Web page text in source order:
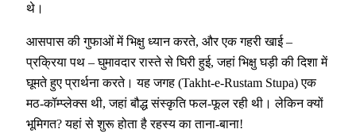
थे।
आसपास की गुफाओं में भिक्षु ध्यान करते, और एक गहरी खाई –
प्रक्रिया पथ – घुमावदार रास्ते से घिरी हुई, जहां भिक्षु घड़ी की दिशा में
घूमते हुए प्रार्थना करते। यह जगह (Takht-e-Rustam Stupa) एक
मठ-कॉम्प्लेक्स थी, जहां बौद्ध संस्कृति फल-फूल रही थी। लेकिन क्यों
भूमिगत? यहां से शुरू होता है रहस्य का ताना-बाना!